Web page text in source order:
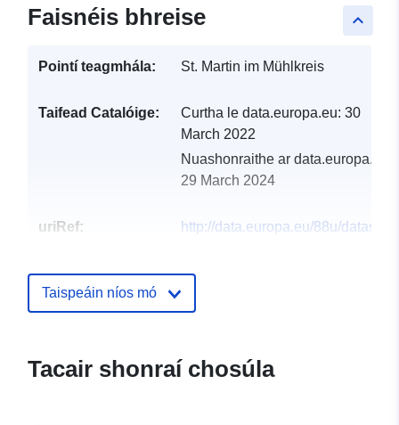
keyboard_arrow_up
Faisnéis bhreise
Pointí teagmhála: St. Martin im Mühlkreis
Taifead Catalóige: Curtha le data.europa.eu: 30
March 2022
Nuashonraithe ar data.europa.eu:
29 March 2024
uriRef:
http://data.europa.eu/88u/
Taispeáin níos mó
Tacair shonraí chosúla